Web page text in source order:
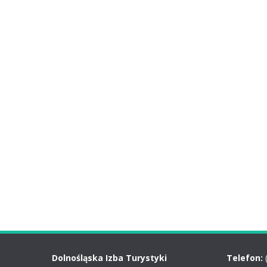
Dolnośląska Izba Turystyki
Telefon: